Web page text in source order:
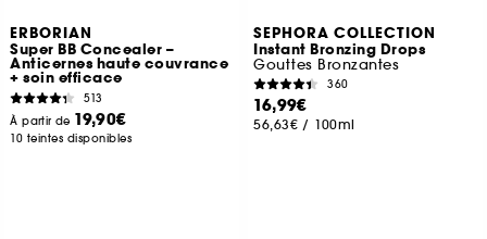
ERBORIAN
Super BB Concealer –
Anticernes haute couvrance
+ soin efficace
513
À partir de 19,90€
10 teintes disponibles
SEPHORA COLLECTION
Instant Bronzing Drops
Gouttes Bronzantes
360
16,99€
56,63€ / 100ml